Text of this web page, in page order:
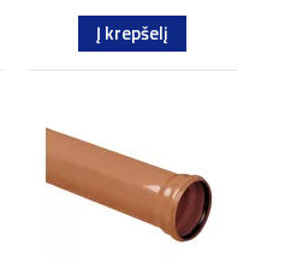
Į krepšelį